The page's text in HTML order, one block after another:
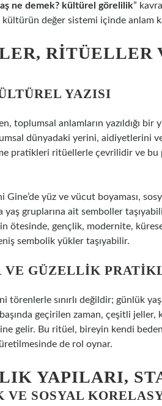
ne demek? kültürel görelilik”
değer sistemi içinde anlam
RITÜELLER
YAZISI
toplumsal anlamların yazıldığı
dünyadaki yerini, aidiyetlerini
pratikleri ritüellerle çevrilidir ve bu
Gine’de yüz ve vücut boyaması,
yaş gruplarına ait semboller
ötesinde, gençlik, modernite,
sembolik yükler taşıyabilir.
VE GÜZELLIK
törenlerle sınırlı değildir; günlük
başında geçirilen zaman, çeşitli
gelir. Bu ritüel, bireyin kendi
de rol oynar.
YAPILARI,
SOSYAL